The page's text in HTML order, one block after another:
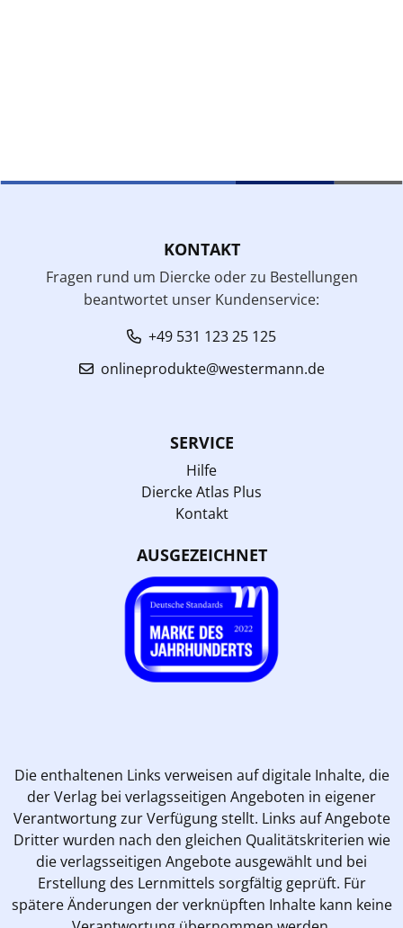
KONTAKT
Fragen rund um Diercke oder zu Bestellungen
beantwortet unser Kundenservice:
+49 531 123 25 125
onlineprodukte@westermann.de
SERVICE
Hilfe
Diercke Atlas Plus
Kontakt
AUSGEZEICHNET
Die enthaltenen Links verweisen auf digitale Inhalte, die
der Verlag bei verlagsseitigen Angeboten in eigener
Verantwortung zur Verfügung stellt. Links auf Angebote
Dritter wurden nach den gleichen Qualitätskriterien wie
die verlagsseitigen Angebote ausgewählt und bei
Erstellung des Lernmittels sorgfältig geprüft. Für
spätere Änderungen der verknüpften Inhalte kann keine